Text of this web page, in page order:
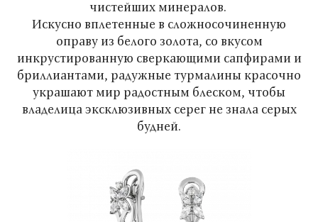
чистейших минералов.
Искусно вплетенные в сложносочиненную
оправу из белого золота, со вкусом
инкрустированную сверкающими сапфирами и
бриллиантами, радужные турмалины красочно
украшают мир радостным блеском, чтобы
владелица эксклюзивных серег не знала серых
будней.